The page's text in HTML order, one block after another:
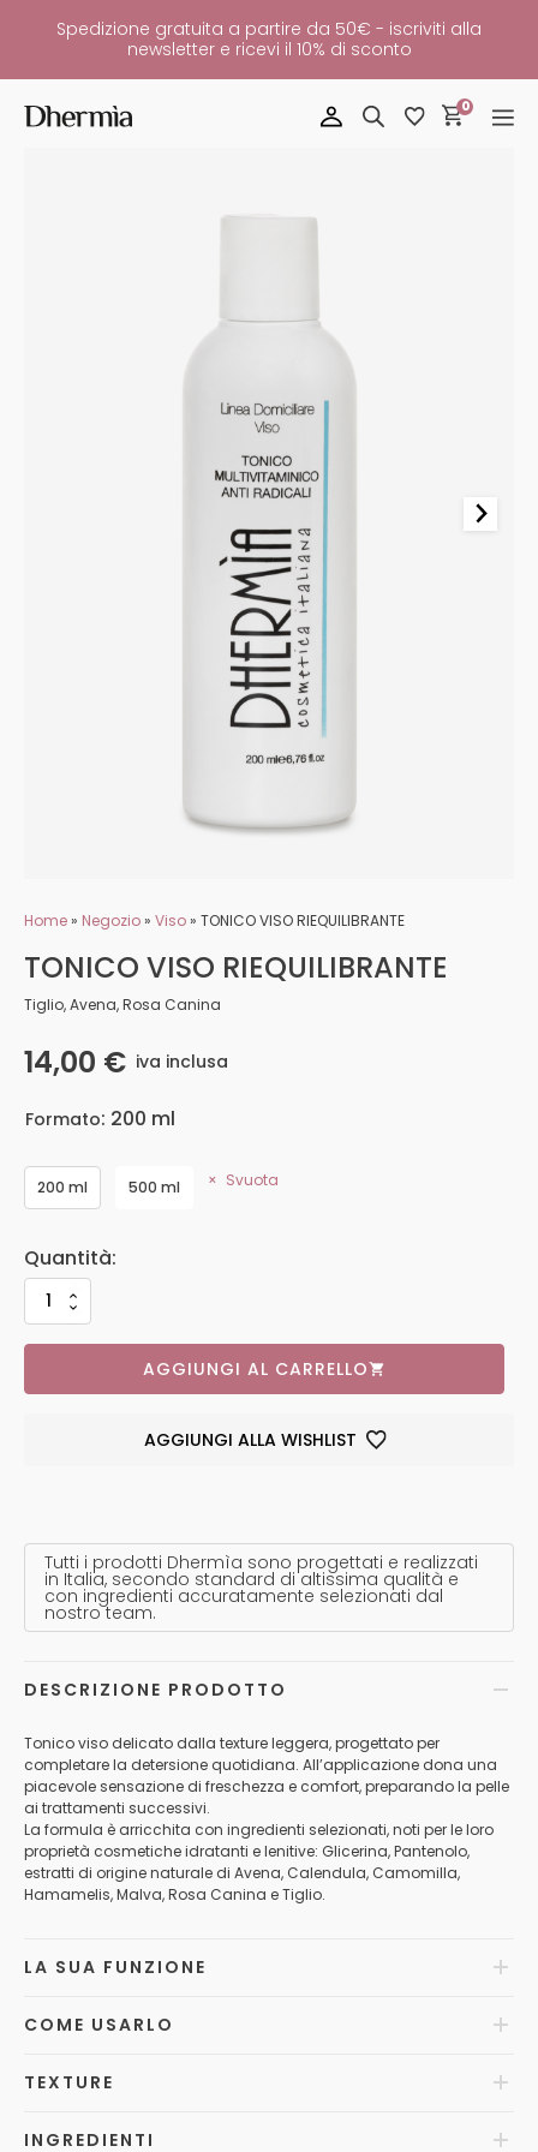
Spedizione gratuita a partire da 50€ - iscriviti alla
newsletter e ricevi il 10% di sconto
0
Home» Negozio» Viso» TONICO VISO RIEQUILIBRANTE
TONICO VISO RIEQUILIBRANTE
Tiglio, Avena, Rosa Canina
14,00 € iva inclusa
Formato: 200 ml
200 ml 500 ml Svuota
AGGIUNGI AL CARRELLO
AGGIUNGI ALLA WISHLIST
Tutti i prodotti Dhermìa sono progettati e realizzati
in Italia, secondo standard di altissima qualità e
con ingredienti accuratamente selezionati dal
nostro team.
DESCRIZIONE PRODOTTO
Tonico viso delicato dalla texture leggera, progettato per
completare la detersione quotidiana. All’applicazione dona una
piacevole sensazione di freschezza e comfort, preparando la pelle
ai trattamenti successivi.
La formula è arricchita con ingredienti selezionati, noti per le loro
proprietà cosmetiche idratanti e lenitive: Glicerina, Pantenolo,
estratti di origine naturale di Avena, Calendula, Camomilla,
Hamamelis, Malva, Rosa Canina e Tiglio.
LA SUA FUNZIONE
COME USARLO
TEXTURE
INGREDIENTI